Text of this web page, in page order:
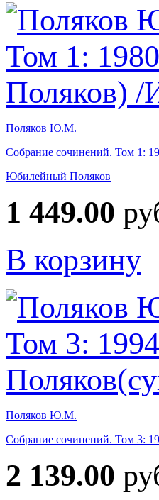
Поляков Ю.М.
Собрание сочинений. Том 1:
Юбилейный Поляков
1 449.00
В корзину
Поляков Ю.М.
Собрание сочинений. Том 3:
2 139.00